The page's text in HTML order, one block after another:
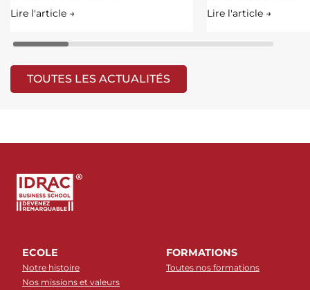
Lire l'article →
Lire l'article →
TOUTES LES ACTUALITÉS
ECOLE
Notre histoire
Nos missions et valeurs
FORMATIONS
Toutes nos formations